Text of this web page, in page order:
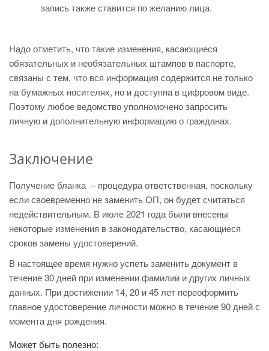
запись также ставится по желанию лица.
Надо отметить, что такие изменения, касающиеся
обязательных и необязательных штампов в паспорте,
связаны с тем, что вся информация содержится не только
на бумажных носителях, но и доступна в цифровом виде.
Поэтому любое ведомство уполномочено запросить
личную и дополнительную информацию о гражданах.
Заключение
Получение бланка – процедура ответственная, поскольку
если своевременно не заменить ОП, он будет считаться
недействительным. В июле 2021 года были внесены
некоторые изменения в законодательство, касающиеся
сроков замены удостоверений.
В настоящее время нужно успеть заменить документ в
течение 30 дней при изменении фамилии и других личных
данных. При достижении 14, 20 и 45 лет переоформить
главное удостоверение личности можно в течение 90 дней с
момента дня рождения.
Может быть полезно: